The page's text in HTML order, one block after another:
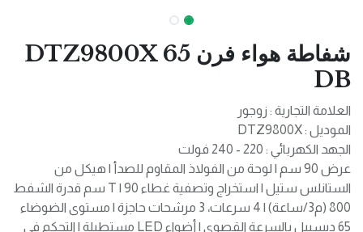
شفاطة هواء فرن DTZ9800X 65
DB
العلامة التجارية : زوجور
الموديل : DTZ9800X
الجهد الكهربائي : 220 - 240 فولت
عرض 90 سم | لوحة من الفولاذ المقاوم للصدأ | هيكل من
الستانلس ستيل | استخراج وتصفية غطاء T | 90 سم قدرة الشفط
800 (م3/ساعة) | 4 سرعات، 3 مرشحات حاجزة | مستوى الضوضاء
65 ديسيبل بالسرعة القصوى | أضواء LED مستطيلة | التحكم في